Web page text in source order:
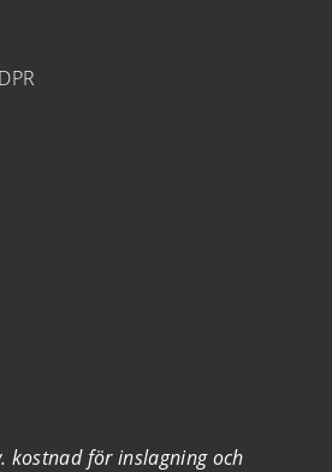
kostnad för inslagning och